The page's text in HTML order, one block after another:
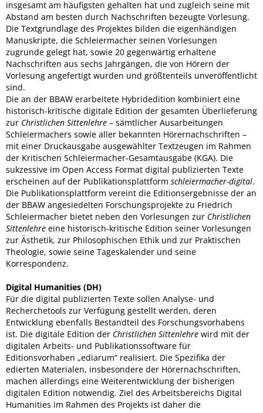
insgesamt am häufigsten gehalten hat und zugleich seine mit
Abstand am besten durch Nachschriften bezeugte Vorlesung.
Die Textgrundlage des Projektes bilden die eigenhändigen
Manuskripte, die Schleiermacher seinen Vorlesungen
zugrunde gelegt hat, sowie 20 gegenwärtig erhaltene
Nachschriften aus sechs Jahrgängen, die von Hörern der
Vorlesung angefertigt wurden und größtenteils unveröffentlicht
sind.
Die an der BBAW erarbeitete Hybridedition kombiniert eine
historisch-kritische digitale Edition der gesamten Überlieferung
zur Christlichen Sittenlehre – sämtlicher Ausarbeitungen
Schleiermachers sowie aller bekannten Hörernachschriften –
mit einer Druckausgabe ausgewählter Textzeugen im Rahmen
der Kritischen Schleiermacher-Gesamtausgabe (KGA). Die
sukzessive im Open Access Format digital publizierten Texte
erscheinen auf der Publikationsplattform schleiermacher-digital.
Die Publikationsplattform vereint die Editionsergebnisse der an
der BBAW angesiedelten Forschungsprojekte zu Friedrich
Schleiermacher bietet neben den Vorlesungen zur Christlichen
Sittenlehre eine historisch-kritische Edition seiner Vorlesungen
zur Ästhetik, zur Philosophischen Ethik und zur Praktischen
Theologie, sowie seine Tageskalender und seine
Korrespondenz.
Digital Humanities (DH)
Für die digital publizierten Texte sollen Analyse- und
Recherchetools zur Verfügung gestellt werden, deren
Entwicklung ebenfalls Bestandteil des Forschungsvorhabens
ist. Die digitale Edition der Christlichen Sittenlehre wird mit der
digitalen Arbeits- und Publikationssoftware für
Editionsvorhaben „ediarum“ realisiert. Die Spezifika der
edierten Materialen, insbesondere der Hörernachschriften,
machen allerdings eine Weiterentwicklung der bisherigen
digitalen Edition notwendig. Ziel des Arbeitsbereichs Digital
Humanities im Rahmen des Projekts ist daher die